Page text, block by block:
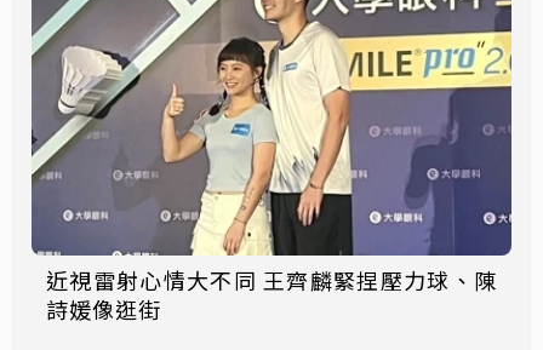
近視雷射心情大不同 王齊麟緊捏壓力球、陳
詩媛像逛街